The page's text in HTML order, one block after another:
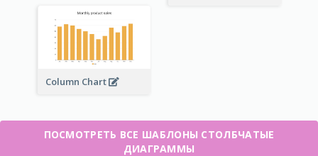
Column Chart
ПОСМОТРЕТЬ ВСЕ ШАБЛОНЫ СТОЛБЧАТЫЕ
ДИАГРАММЫ